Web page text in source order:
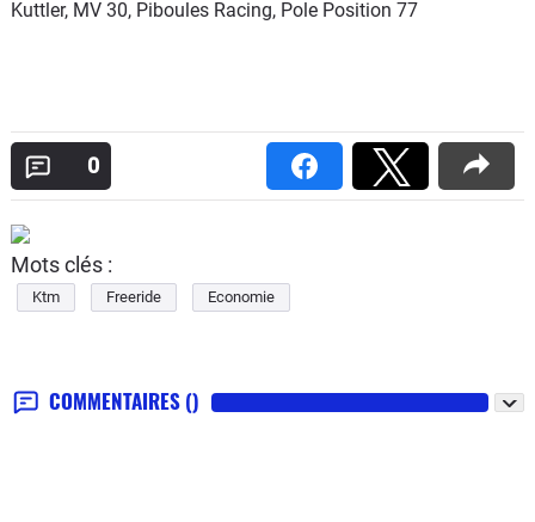
Kuttler, MV 30, Piboules Racing, Pole Position 77
0
Mots clés :
Ktm Freeride Economie
COMMENTAIRES ()